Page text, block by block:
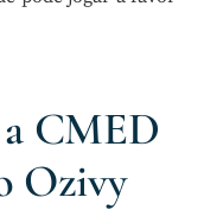
CMED
Ozivy